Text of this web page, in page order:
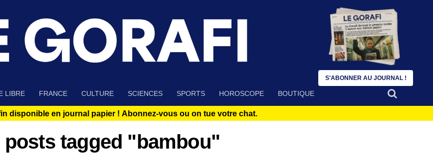
LIBRE FRANCE CULTURE SCIENCES SPORTS HOROSCOPE BOUTIQUE
disponible en journal papier ! Abonnez-vous ou on tue votre chat.
posts tagged "bambou"
S'ABONNER AU JOURNAL !